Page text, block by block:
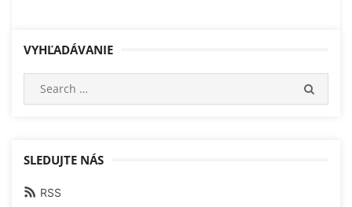
VYHĽADÁVANIE
SLEDUJTE NÁS
RSS